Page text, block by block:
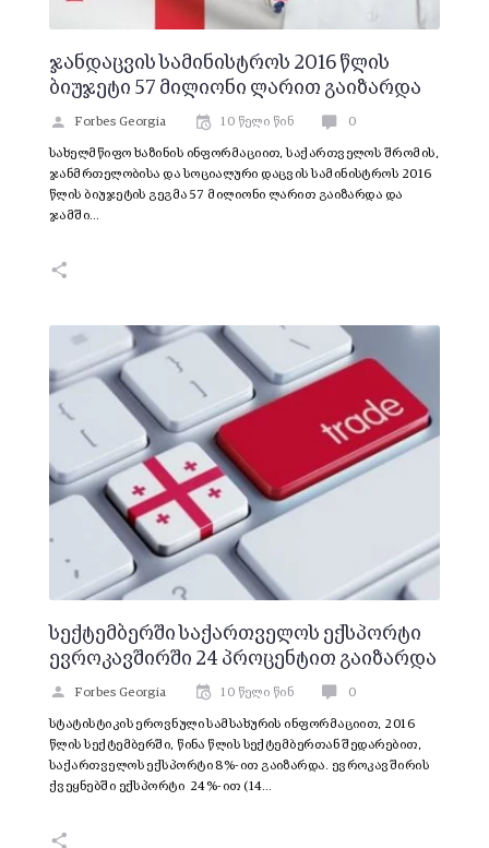
ჯანდაცვის სამინისტროს 2016 წლის
ბიუჯეტი 57 მილიონი ლარით გაიზარდა
Forbes Georgia 10 წელი წინ 0
სახელმწიფო ხაზინის ინფორმაციით, საქართველოს შრომის,
ჯანმრთელობისა და სოციალური დაცვის სამინისტროს 2016
წლის ბიუჯეტის გეგმა 57 მილიონი ლარით გაიზარდა და
ჯამში…
სექტემბერში საქართველოს ექსპორტი
ევროკავშირში 24 პროცენტით გაიზარდა
Forbes Georgia 10 წელი წინ 0
სტატისტიკის ეროვნული სამსახურის ინფორმაციით, 2016
წლის სექტემბერში, წინა წლის სექტემბერთან შედარებით,
საქართველოს ექსპორტი 8%-ით გაიზარდა. ევროკავშირის
ქვეყნებში ექსპორტი 24%-ით (14…